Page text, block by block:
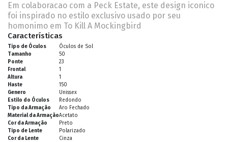
Em colaboracao com a Peck Estate, este design iconico
foi inspirado no estilo exclusivo usado por seu
homonimo em To Kill A Mockingbird
Características
Tipo de Óculos
Óculos de Sol
Tamanho
50
Ponte
23
Frontal
1
Altura
1
Haste
150
Genero
Unissex
Estilo do Óculos
Redondo
Tipo da Armação
Aro Fechado
Material da ArmaçãoAcetato
Cor da Armação
Preto
Tipo de Lente
Polarizado
Cor da Lente
Cinza